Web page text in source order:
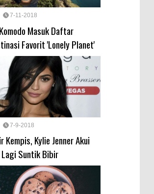
7-11-2018
Masuk Daftar
Favorit 'Lonely Planet'
7-9-2018
Kempis, Kylie Jenner Akui
Lagi Suntik Bibir